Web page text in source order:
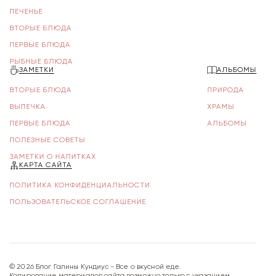
ПЕЧЕНЬЕ
ВТОРЫЕ БЛЮДА
ПЕРВЫЕ БЛЮДА
РЫБНЫЕ БЛЮДА
ЗАМЕТКИ
ВТОРЫЕ БЛЮДА
ВЫПЕЧКА
ПЕРВЫЕ БЛЮДА
ПОЛЕЗНЫЕ СОВЕТЫ
ЗАМЕТКИ О НАПИТКАХ
АЛЬБОМЫ
ПРИРОДА
ХРАМЫ
АЛЬБОМЫ
КАРТА САЙТА
ПОЛИТИКА КОНФИДЕНЦИАЛЬНОСТИ
ПОЛЬЗОВАТЕЛЬСКОЕ СОГЛАШЕНИЕ
©2026Блог Галины Кундиус - Все о вкусной еде.